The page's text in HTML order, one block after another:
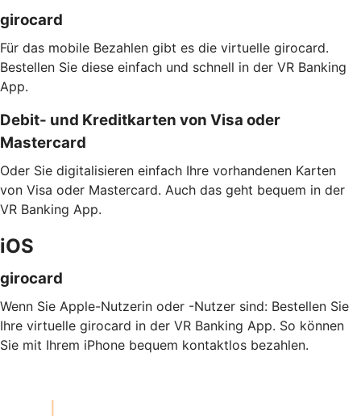
girocard
Für das mobile Bezahlen gibt es die virtuelle girocard.
Bestellen Sie diese einfach und schnell in der VR Banking
App.
Debit- und Kreditkarten von Visa oder
Mastercard
Oder Sie digitalisieren einfach Ihre vorhandenen Karten
von Visa oder Mastercard. Auch das geht bequem in der
VR Banking App.
iOS
girocard
Wenn Sie Apple-Nutzerin oder -Nutzer sind: Bestellen Sie
Ihre virtuelle girocard in der VR Banking App. So können
Sie mit Ihrem iPhone bequem kontaktlos bezahlen.